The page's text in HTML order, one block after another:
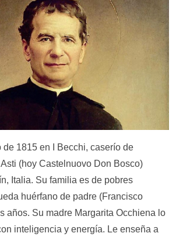
de 1815 en I Becchi, caserío de
(hoy Castelnuovo Don Bosco)
Italia. Su familia es de pobres
huérfano de padre (Francisco
años. Su madre Margarita Occhiena lo
inteligencia y energía. Le enseña a